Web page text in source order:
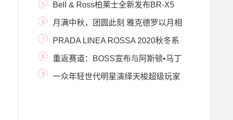
表祝颂端午
Bell & Ross柏莱士全新发布BR-X5
GREEN LUM
月满中秋，团圆此刻 雅克德罗以月相
大秒针致敬
PRADA LINEA ROSSA 2020秋冬系
列广告大片
重返赛道：BOSS宣布与阿斯顿•马丁
高知特F1车队
一众年轻世代明星演绎天梭超级玩家